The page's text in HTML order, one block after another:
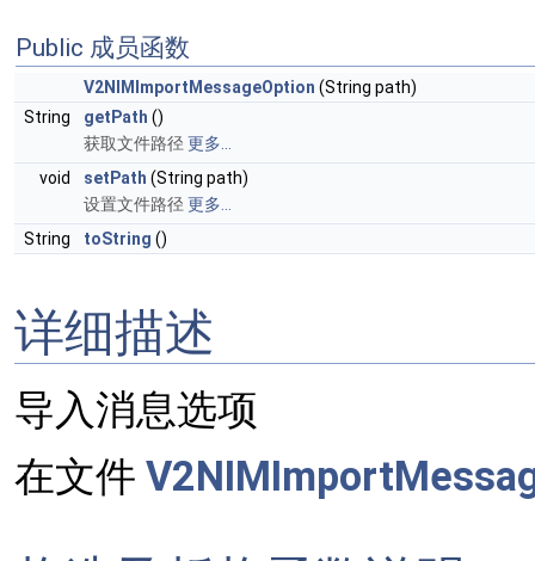
Public 成员函数
V2NIMImportMessageOption (String path)
String
getPath ()
获取文件路径 更多...
void
setPath (String path)
设置文件路径 更多...
String
toString ()
详细描述
导入消息选项
在文件